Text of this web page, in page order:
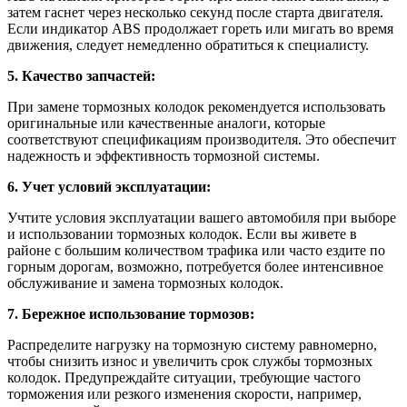
затем гаснет через несколько секунд после старта двигателя.
Если индикатор ABS продолжает гореть или мигать во время
движения, следует немедленно обратиться к специалисту.
5. Качество запчастей:
При замене тормозных колодок рекомендуется использовать
оригинальные или качественные аналоги, которые
соответствуют спецификациям производителя. Это обеспечит
надежность и эффективность тормозной системы.
6. Учет условий эксплуатации:
Учтите условия эксплуатации вашего автомобиля при выборе
и использовании тормозных колодок. Если вы живете в
районе с большим количеством трафика или часто ездите по
горным дорогам, возможно, потребуется более интенсивное
обслуживание и замена тормозных колодок.
7. Бережное использование тормозов:
Распределите нагрузку на тормозную систему равномерно,
чтобы снизить износ и увеличить срок службы тормозных
колодок. Предупреждайте ситуации, требующие частого
торможения или резкого изменения скорости, например,